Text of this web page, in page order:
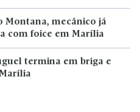
Montana, mecânico já
com foice em Marília
termina em briga e